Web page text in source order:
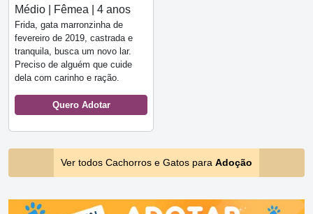
Médio | Fêmea | 4 anos
Frida, gata marronzinha de
fevereiro de 2019, castrada e
tranquila, busca um novo lar.
Preciso de alguém que cuide
dela com carinho e ração.
Quero Adotar
Ver todos Cachorros e Gatos para Adoção